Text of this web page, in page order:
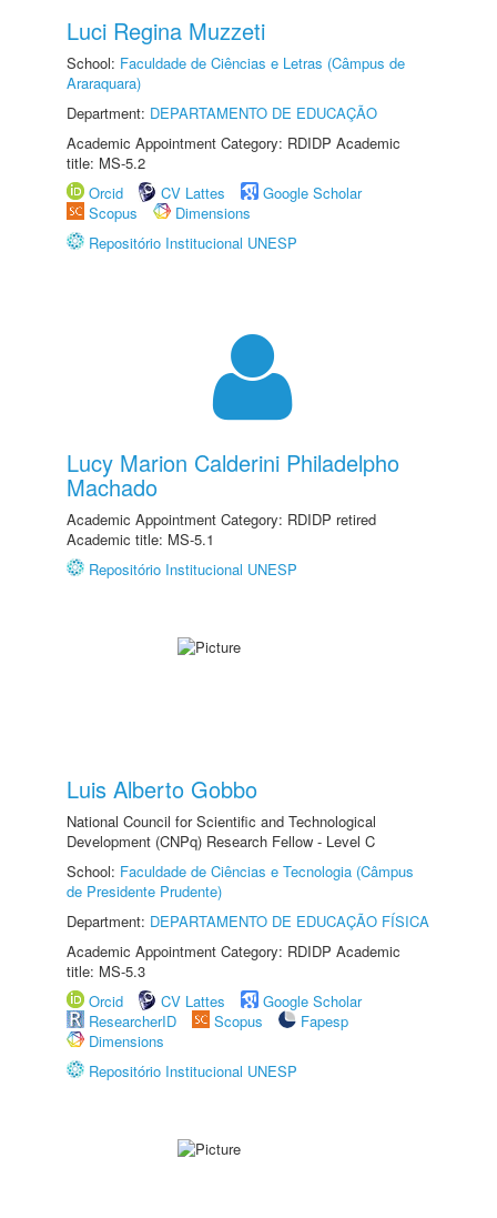
Luci Regina Muzzeti
School: Faculdade de Ciências e Letras (Câmpus de
Araraquara)
Department: DEPARTAMENTO DE EDUCAÇÃO
Academic Appointment Category: RDIDP Academic
title: MS-5.2
Orcid
CV Lattes
Google Scholar
Scopus
Dimensions
Repositório Institucional UNESP
Lucy Marion Calderini Philadelpho
Machado
Academic Appointment Category: RDIDP retired
Academic title: MS-5.1
Repositório Institucional UNESP
Luis Alberto Gobbo
National Council for Scientific and Technological
Development (CNPq) Research Fellow - Level C
School: Faculdade de Ciências e Tecnologia (Câmpus
de Presidente Prudente)
Department: DEPARTAMENTO DE EDUCAÇÃO FÍSICA
Academic Appointment Category: RDIDP Academic
title: MS-5.3
Orcid
CV Lattes
Google Scholar
ResearcherID
Scopus
Fapesp
Dimensions
Repositório Institucional UNESP